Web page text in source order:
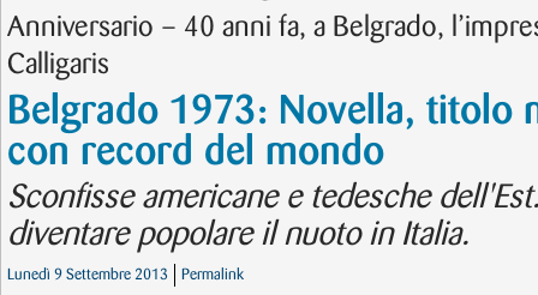
Anniversario – 40 anni fa, a Belgrado,
Calligaris
Belgrado 1973: Novella, titolo
con record del mondo
Sconfisse americane e tedesche
diventare popolare il nuoto in Italia.
Lunedì 9 Settembre 2013 Permalink